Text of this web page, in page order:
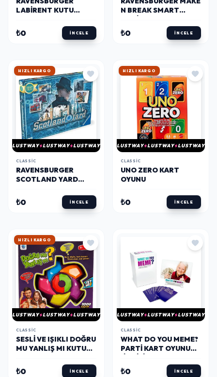
LABIRENT KUTU
₺0 İNCELE
N BREAK SMART
₺0 İNCELE
HIZLI KARGO
LUSTWAY LUSTWAY LUSTWAY
CLASSIC
RAVENSBURGER
SCOTLAND YARD
₺0 İNCELE
HIZLI KARGO
LUSTWAY LUSTWAY LUSTWAY
CLASSIC
UNO ZERO KART
OYUNU
₺0 İNCELE
HIZLI KARGO
LUSTWAY LUSTWAY LUSTWAY
CLASSIC
SESLI VE IŞIKLI DOĞRU
MU YANLIŞ MI KUTU
₺0 İNCELE
LUSTWAY LUSTWAY LUSTWAY
CLASSIC
WHAT DO YOU MEME?
PARTI KART OYUNU
₺0 İNCELE